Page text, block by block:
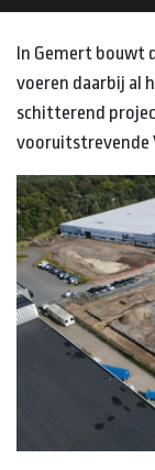
In Gemert bouwt
voeren daarbij al
schitterend
vooruitstrevende